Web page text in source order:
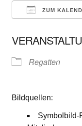
ZUM
Regatten
Bildquellen:
Symbolbild-